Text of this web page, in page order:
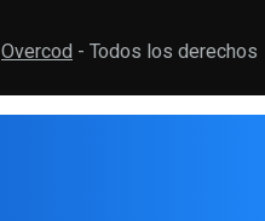
Overcod - Todos los derechos